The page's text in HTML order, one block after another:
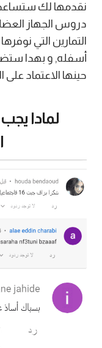
نقدمها لك
دروس الجهاز
التمارين التي
أسفله, و بهدا
حينها الاعتماد
لمادا يجب